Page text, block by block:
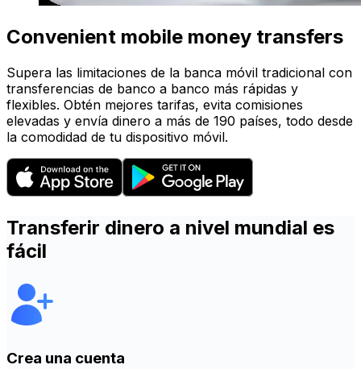
Convenient mobile money transfers
Supera las limitaciones de la banca móvil tradicional con
transferencias de banco a banco más rápidas y
flexibles. Obtén mejores tarifas, evita comisiones
elevadas y envía dinero a más de 190 países, todo desde
la comodidad de tu dispositivo móvil.
Transferir dinero a nivel mundial es
fácil
Crea una cuenta